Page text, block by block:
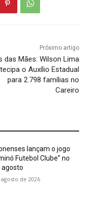
Próximo artigo
das Mães: Wilson Lima
o Auxílio Estadual
para 2.798 famílias no
Careiro
lançam o jogo
Futebol Clube” no
agosto
de 2026